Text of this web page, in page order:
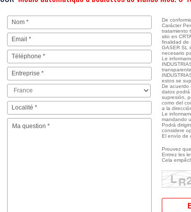
De
Carácter
tratamiento
sito en
finalidad de
GASER SL
necesario
Le
estos se
De acuerdo
datos podrá
supresión,
como del
a la
Le
mandando
Podrá
considere
El envío de
Prouvez
Entrez les
Cela